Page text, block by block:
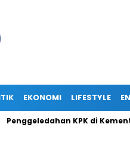
EKONOMI LIFESTYLE
KPK di Kementerian